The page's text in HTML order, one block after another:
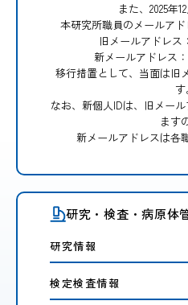
また、2025年
本研究所職員のメールアド
旧メールアドレス
新メールアドレス：
移行措置として、当面は旧
す
なお、新個人IDは、旧メー
ます
新メールアドレスは各
研究・検査・病原体
研究情報
検定検査情報